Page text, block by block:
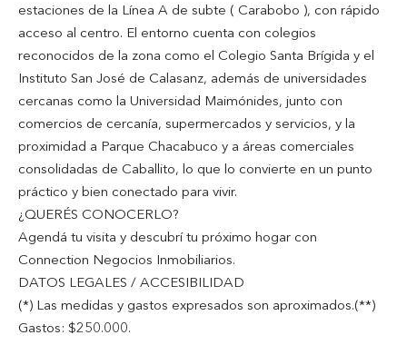
estaciones de la Línea A de subte ( Carabobo ), con rápido
acceso al centro. El entorno cuenta con colegios
reconocidos de la zona como el Colegio Santa Brígida y el
Instituto San José de Calasanz, además de universidades
cercanas como la Universidad Maimónides, junto con
comercios de cercanía, supermercados y servicios, y la
proximidad a Parque Chacabuco y a áreas comerciales
consolidadas de Caballito, lo que lo convierte en un punto
práctico y bien conectado para vivir.
¿QUERÉS CONOCERLO?
Agendá tu visita y descubrí tu próximo hogar con
Connection Negocios Inmobiliarios.
DATOS LEGALES / ACCESIBILIDAD
(*) Las medidas y gastos expresados son aproximados.(**)
Gastos: $250.000.